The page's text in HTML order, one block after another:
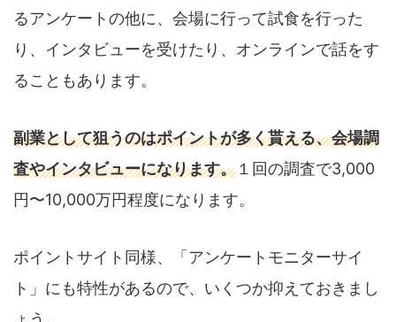
るアンケートの他に、会場に行って試食を行った
り、インタビューを受けたり、オンラインで話をす
ることもあります。
副業として狙うのはポイントが多く貰える、会場調
査やインタビューになります。 １回の調査で3,000
円〜10,000万円程度になります。
ポイントサイト同様、「アンケートモニターサイ
ト」にも特性があるので、いくつか抑えておきまし